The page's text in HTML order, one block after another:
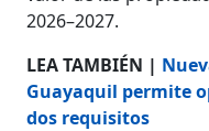
2026–2027.
LEA TAMBIÉN |
Guayaquil permite
dos requisitos